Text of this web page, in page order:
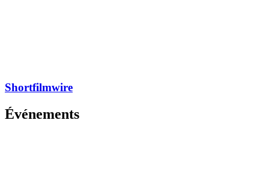
Shortfilmwire
Événements